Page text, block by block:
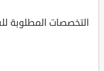
التخصصات المطلوبة